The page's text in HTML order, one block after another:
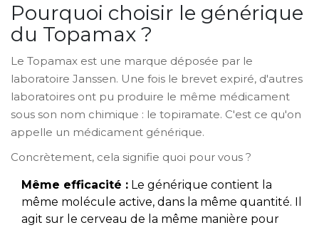
Pourquoi choisir le générique
du Topamax ?
Le Topamax est une marque déposée par le
laboratoire Janssen. Une fois le brevet expiré, d'autres
laboratoires ont pu produire le même médicament
sous son nom chimique : le topiramate. C'est ce qu'on
appelle un médicament générique.
Concrètement, cela signifie quoi pour vous ?
Même efficacité : Le générique contient la
même molécule active, dans la même quantité. Il
agit sur le cerveau de la même manière pour